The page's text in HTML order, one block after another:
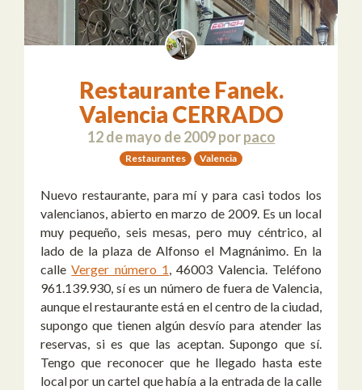
Restaurante Fanek.
Valencia CERRADO
12 de mayo de 2009porpaco
Restaurantes Valencia
Nuevo restaurante, para mí y para casi todos los
valencianos, abierto en marzo de 2009. Es un local
muy pequeño, seis mesas, pero muy céntrico, al
lado de la plaza de Alfonso el Magnánimo. En la
calleVerger número 1, 46003 Valencia. Teléfono
961.139.930, sí es un número de fuera de Valencia,
aunque el restaurante está en el centro de la ciudad,
supongo que tienen algún desvío para atender las
reservas, si es que las aceptan. Supongo que sí.
Tengo que reconocer que he llegado hasta este
local por un cartel que había a la entrada de la calle